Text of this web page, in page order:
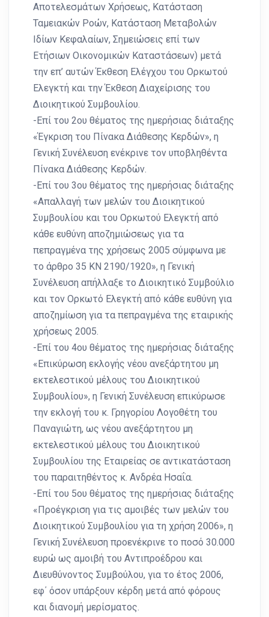
Αποτελεσμάτων Χρήσεως, Κατάσταση
Ταμειακών Ροών, Κατάσταση Μεταβολών
Ιδίων Κεφαλαίων, Σημειώσεις επί των
Ετήσιων Οικονομικών Καταστάσεων) μετά
την επ’ αυτών Έκθεση Ελέγχου του Ορκωτού
Ελεγκτή και την Έκθεση Διαχείρισης του
Διοικητικού Συμβουλίου.
-Επί του 2ου θέματος της ημερήσιας διάταξης
«Έγκριση του Πίνακα Διάθεσης Κερδών», η
Γενική Συνέλευση ενέκρινε τον υποβληθέντα
Πίνακα Διάθεσης Κερδών.
-Επί του 3ου θέματος της ημερήσιας διάταξης
«Απαλλαγή των μελών του Διοικητικού
Συμβουλίου και του Ορκωτού Ελεγκτή από
κάθε ευθύνη αποζημιώσεως για τα
πεπραγμένα της χρήσεως 2005 σύμφωνα με
το άρθρο 35 ΚΝ 2190/1920», η Γενική
Συνέλευση απήλλαξε το Διοικητικό Συμβούλιο
και τον Ορκωτό Ελεγκτή από κάθε ευθύνη για
αποζημίωση για τα πεπραγμένα της εταιρικής
χρήσεως 2005.
-Επί του 4ου θέματος της ημερήσιας διάταξης
«Επικύρωση εκλογής νέου ανεξάρτητου μη
εκτελεστικού μέλους του Διοικητικού
Συμβουλίου», η Γενική Συνέλευση επικύρωσε
την εκλογή του κ. Γρηγορίου Λογοθέτη του
Παναγιώτη, ως νέου ανεξάρτητου μη
εκτελεστικού μέλους του Διοικητικού
Συμβουλίου της Εταιρείας σε αντικατάσταση
του παραιτηθέντος κ. Ανδρέα Ησαΐα.
-Επί του 5ου θέματος της ημερήσιας διάταξης
«Προέγκριση για τις αμοιβές των μελών του
Διοικητικού Συμβουλίου για τη χρήση 2006», η
Γενική Συνέλευση προενέκρινε το ποσό 30.000
ευρώ ως αμοιβή του Αντιπροέδρου και
Διευθύνοντος Συμβούλου, για το έτος 2006,
εφ΄ όσον υπάρξουν κέρδη μετά από φόρους
και διανομή μερίσματος.